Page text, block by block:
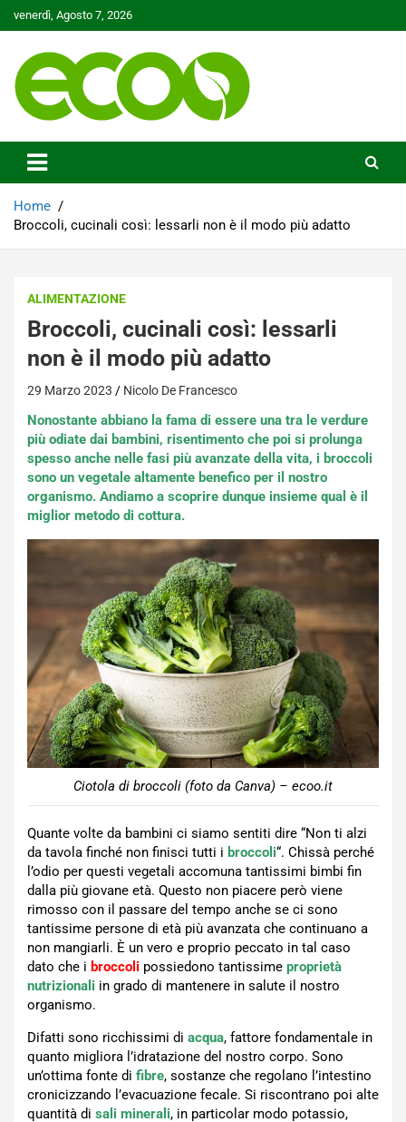
to
venerdì, Agosto 7, 2026
Ecoo.it
Home
Broccoli, cucinali così: lessarli non è il modo più adatto
ALIMENTAZIONE
Broccoli, cucinali così: lessarli
non è il modo più adatto
29 Marzo 2023 Nicolo De Francesco
Nonostante abbiano la fama di essere una tra le verdure
più odiate dai bambini, risentimento che poi si prolunga
spesso anche nelle fasi più avanzate della vita, i broccoli
sono un vegetale altamente benefico per il nostro
organismo. Andiamo a scoprire dunque insieme qual è il
miglior metodo di cottura.
Ciotola di broccoli (foto da Canva) – ecoo.it
Quante volte da bambini ci siamo sentiti dire “Non ti alzi
da tavola finché non finisci tutti i broccoli“. Chissà perché
l’odio per questi vegetali accomuna tantissimi bimbi fin
dalla più giovane età. Questo non piacere però viene
rimosso con il passare del tempo anche se ci sono
tantissime persone di età più avanzata che continuano a
non mangiarli. È un vero e proprio peccato in tal caso
dato che i broccoli possiedono tantissime proprietà
nutrizionali in grado di mantenere in salute il nostro
organismo.
Difatti sono ricchissimi di acqua, fattore fondamentale in
quanto migliora l’idratazione del nostro corpo. Sono
un’ottima fonte di fibre, sostanze che regolano l’intestino
cronicizzando l’evacuazione fecale. Si riscontrano poi alte
quantità di sali minerali, in particolar modo potassio,